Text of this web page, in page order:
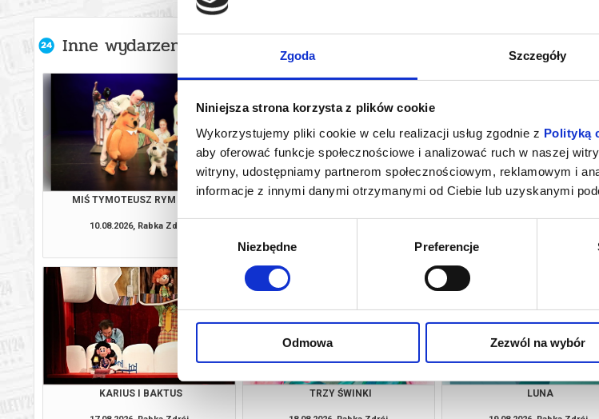
Zgoda Szczegóły
Niniejsza strona korzysta z plików cookie
Wykorzystujemy pliki cookie w celu realizacji usług zgodnie z Polityką
aby oferować funkcje społecznościowe i analizować ruch w naszej
witryny, udostępniamy partnerom społecznościowym, reklamowym i
informacje z innymi danymi otrzymanymi od Ciebie lub uzyskanymi
Niezbędne Preferencje
Odmowa Zezwól na wybór
Inne wydarzenia organizatora
MIŚ TYMOTEUSZ RYM CIM CI
10.08.2026, Rabka Zdrój
LUNA
kup bilet
TRZY ŚWINKI
KARIUS I BAKTUS TRZY ŚWINKI LUNA